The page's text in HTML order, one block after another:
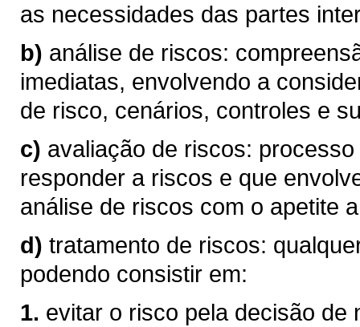
as necessidades das partes
b) análise de riscos:
imediatas, envolvendo a
de risco, cenários, controles e
c) avaliação de riscos:
responder a riscos e que
análise de riscos com o apetite
d) tratamento de riscos:
podendo consistir em:
1. evitar o risco pela decisão de